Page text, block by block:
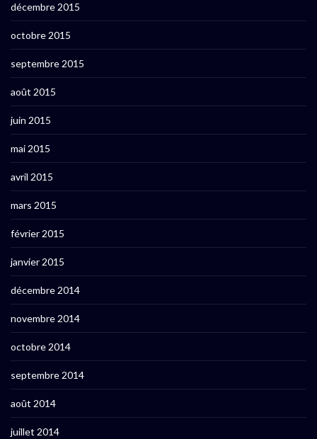
décembre 2015
octobre 2015
septembre 2015
août 2015
juin 2015
mai 2015
avril 2015
mars 2015
février 2015
janvier 2015
décembre 2014
novembre 2014
octobre 2014
septembre 2014
août 2014
juillet 2014